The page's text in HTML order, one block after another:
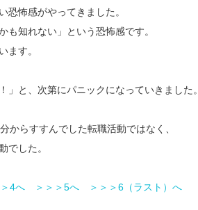
恐怖感がやってきました。
も知れない」という恐怖感です。
ます。
」と、次第にパニックになっていきました。
からすすんでした転職活動ではなく、
でした。
4へ ＞＞＞5へ ＞＞＞6（ラスト）へ